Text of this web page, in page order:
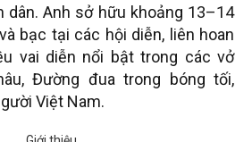
dân. Anh sở hữu khoảng 13–14
bạc tại các hội diễn, liên hoan
vai diễn nổi bật trong các vở
Đường đua trong bóng tối,
Việt Nam.